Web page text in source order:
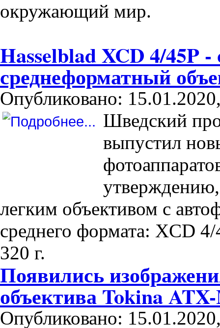
окружающий мир.
Hasselblad XCD 4/45P
среднеформатный
Опубликовано:
Шведский
выпустил
легким объективом с
среднего формата: XCD
320 г.
Появились
объектива Tokina
Опубликовано: